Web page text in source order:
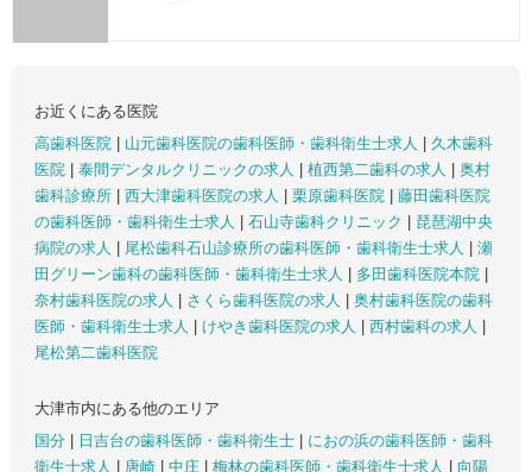
お近くにある医院
高歯科医院
山元歯科医院の歯科医師・歯科衛生士求人
久木歯科
医院
泰間デンタルクリニックの求人 植西第二歯科の求人
奥村
歯科診療所
西大津歯科医院の求人 栗原歯科医院
藤田歯科医院
の歯科医師・歯科衛生士求人
石山寺歯科クリニック
琵琶湖中央
病院の求人
尾松歯科石山診療所の歯科医師・歯科衛生士求人
瀬
田グリーン歯科の歯科医師・歯科衛生士求人
多田歯科医院本院
奈村歯科医院の求人
さくら歯科医院の求人
奥村歯科医院の歯科
医師・歯科衛生士求人
けやき歯科医院の求人 西村歯科の求人
尾松第二歯科医院
大津市内にある他のエリア
国分
日吉台の歯科医師・歯科衛生士
におの浜の歯科医師・歯科
衛生士求人
唐崎 中庄 梅林の歯科医師・歯科衛生士求人
向陽